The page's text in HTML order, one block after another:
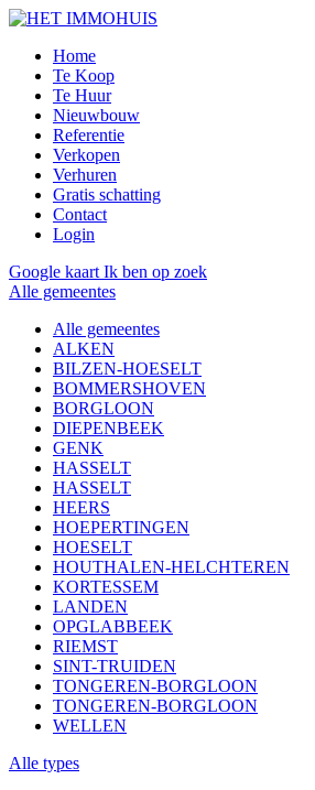
Home
Te Koop
Te Huur
Nieuwbouw
Referentie
Verkopen
Verhuren
Gratis schatting
Contact
Login
Google kaart Ik ben op zoek
Alle gemeentes
Alle gemeentes
ALKEN
BILZEN-HOESELT
BOMMERSHOVEN
BORGLOON
DIEPENBEEK
GENK
HASSELT
HASSELT
HEERS
HOEPERTINGEN
HOESELT
HOUTHALEN-HELCHTEREN
KORTESSEM
LANDEN
OPGLABBEEK
RIEMST
SINT-TRUIDEN
TONGEREN-BORGLOON
TONGEREN-BORGLOON
WELLEN
Alle types